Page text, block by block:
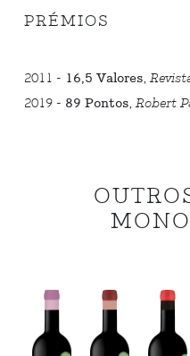
PRÉMIOS
2011 - 16,5 Valores,
2019 - 89 Pontos, Robert